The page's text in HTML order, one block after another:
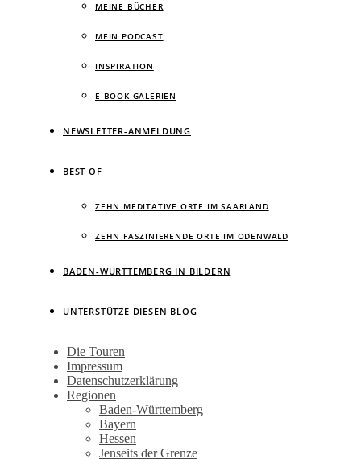
MEINE BÜCHER
MEIN PODCAST
INSPIRATION
E-BOOK-GALERIEN
NEWSLETTER-ANMELDUNG
BEST OF
ZEHN MEDITATIVE ORTE IM SAARLAND
ZEHN FASZINIERENDE ORTE IM ODENWALD
BADEN-WÜRTTEMBERG IN BILDERN
UNTERSTÜTZE DIESEN BLOG
Wandertagebuch von Torsten
Wirschum
Die Touren
Impressum
Datenschutzerklärung
Regionen
Baden-Württemberg
Bayern
Hessen
Jenseits der Grenze